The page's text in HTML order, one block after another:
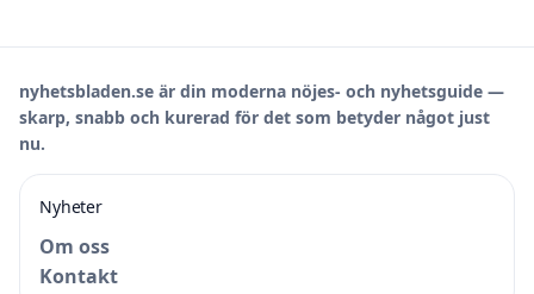
nyhetsbladen.se är din moderna nöjes- och nyhetsguide —
skarp, snabb och kurerad för det som betyder något just
nu.
Nyheter
Om oss
Kontakt